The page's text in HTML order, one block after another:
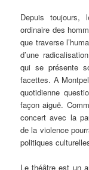
Depuis toujours,
ordinaire des
que traverse
d’une
qui se présente
facettes. A
quotidienne
façon aiguë.
concert avec la
de la violence
politiques
Le théâtre est un